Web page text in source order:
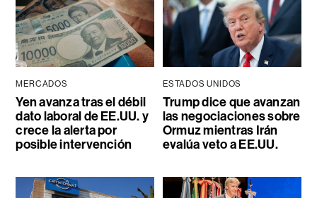
MERCADOS
Yen avanza tras el débil
dato laboral de EE.UU. y
crece la alerta por
posible intervención
ESTADOS UNIDOS
Trump dice que avanzan
las negociaciones sobre
Ormuz mientras Irán
evalúa veto a EE.UU.